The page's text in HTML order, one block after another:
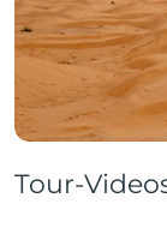
+ 2 Fotos
Tour-